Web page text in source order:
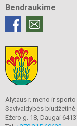
Bendraukime
Alytaus r. meno ir
Savivaldybės biudžetinė
Ežero g. 18, Daugai